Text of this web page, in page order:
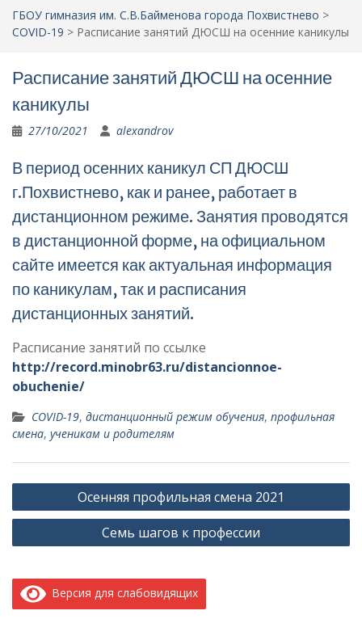
ГБОУ гимназия им. С.В.Байменова города Похвистнево >
COVID-19 > Расписание занятий ДЮСШ на осенние каникулы
Расписание занятий ДЮСШ на осенние
каникулы
27/10/2021 alexandrov
В период осенних каникул СП ДЮСШ
г.Похвистнево, как и ранее, работает в
дистанционном режиме. Занятия проводятся
в дистанционной форме, на официальном
сайте имеется как актуальная информация
по каникулам, так и расписания
дистанционных занятий.
Расписание занятий по ссылке
http://record.minobr63.ru/distancionnoe-
obuchenie/
COVID-19, дистанционный режим обучения, профильная
смена, ученикам и родителям
Навигация
по
Осенняя профильная смена 2021
Семь шагов к профессии
Версия для слабовидящих